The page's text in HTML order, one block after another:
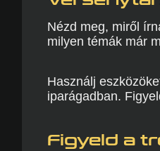
Nézd meg, miről
milyen témák már
Használj
iparágadban.
Figyeld a